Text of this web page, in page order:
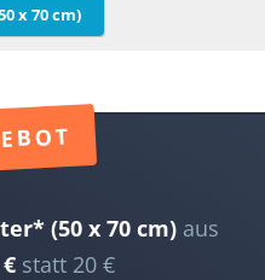
x 70 cm)
(50 x 70 cm)aus
statt 20 €